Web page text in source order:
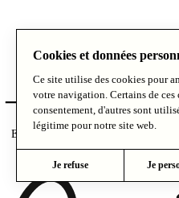
Envoyer votre demande
Cookies et données
Ce site utilise des cookies pour
votre navigation. Certains de
consentement, d'autres sont
légitime pour notre site web.
Je refuse Je